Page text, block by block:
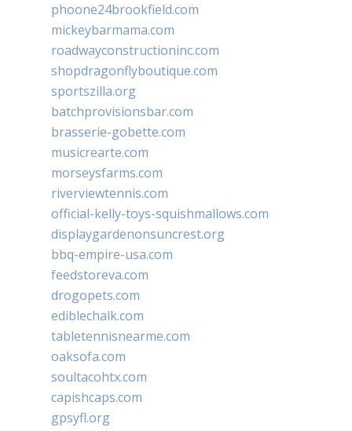
phoone24brookfield.com
mickeybarmama.com
roadwayconstructioninc.com
shopdragonflyboutique.com
sportszilla.org
batchprovisionsbar.com
brasserie-gobette.com
musicrearte.com
morseysfarms.com
riverviewtennis.com
official-kelly-toys-squishmallows.com
displaygardenonsuncrest.org
bbq-empire-usa.com
feedstoreva.com
drogopets.com
ediblechalk.com
tabletennisnearme.com
oaksofa.com
soultacohtx.com
capishcaps.com
gpsyfl.org